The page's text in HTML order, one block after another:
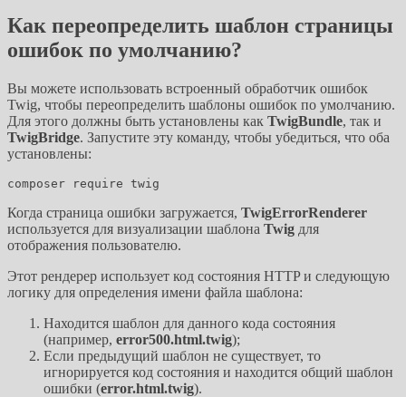
Как переопределить шаблон страницы
ошибок по умолчанию?
Вы можете использовать встроенный обработчик ошибок
Twig, чтобы переопределить шаблоны ошибок по умолчанию.
Для этого должны быть установлены как TwigBundle, так и
TwigBridge. Запустите эту команду, чтобы убедиться, что оба
установлены:
Когда страница ошибки загружается, TwigErrorRenderer
используется для визуализации шаблона Twig для
отображения пользователю.
Этот рендерер использует код состояния HTTP и следующую
логику для определения имени файла шаблона:
Находится шаблон для данного кода состояния
(например, error500.html.twig);
Если предыдущий шаблон не существует, то
игнорируется код состояния и находится общий шаблон
ошибки (error.html.twig).